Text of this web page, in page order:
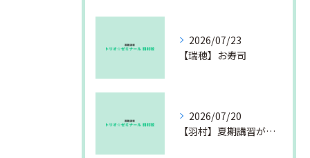
2026/07/23
【瑞穂】お寿司
2026/07/20
【羽村】夏期講習が始まりました